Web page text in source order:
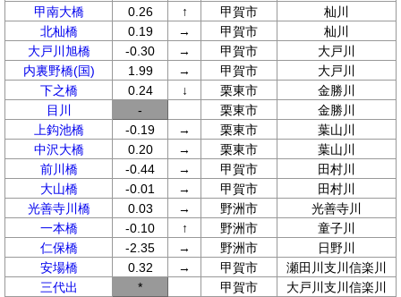
甲南大橋
0.26 ↑ 甲賀市
杣川
北杣橋
0.19 → 甲賀市
杣川
大戸川旭橋
-0.30 → 甲賀市
大戸川
内裏野橋(国)
1.99 → 甲賀市
大戸川
下之橋
0.24 ↓ 栗東市
金勝川
目川
- 栗東市
金勝川
上鈎池橋
-0.19 → 栗東市
葉山川
中沢大橋
0.20 → 栗東市
葉山川
前川橋
-0.44 → 甲賀市
田村川
大山橋
-0.01 → 甲賀市
田村川
光善寺川橋
0.03 → 野洲市
光善寺川
一本橋
-0.10 ↑ 野洲市
童子川
仁保橋
-2.35 → 野洲市
日野川
安場橋
0.32 → 甲賀市
瀬田川支川信楽川
三代出
* 甲賀市
大戸川支川信楽川